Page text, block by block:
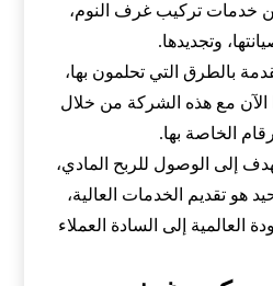
خدمات تركيب غرف النوم،
وتجديدها.
بالطرق التي تحلمون بها،
الآن مع هذه الشركة من خلال
الخاصة بها.
إلى الوصول للربح المادي،
هو تقديم الخدمات العالية،
العالمية إلى السادة العملاء